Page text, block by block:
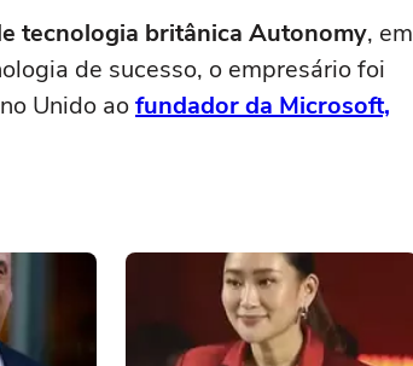
tecnologia britânica Autonomy, em
de sucesso, o empresário foi
Unido aofundador da Microsoft,